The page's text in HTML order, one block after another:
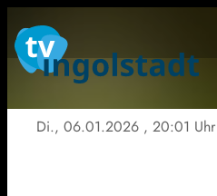
Di., 06.01.2026 , 20:01 Uhr